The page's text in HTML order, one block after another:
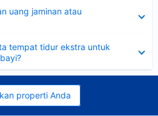
uang jaminan atau
tempat tidur ekstra untuk
properti Anda